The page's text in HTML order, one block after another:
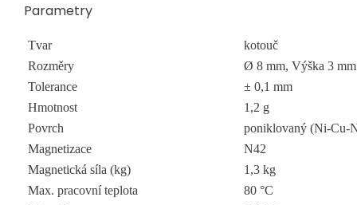
Parametry
Tvar
kotouč
Rozměry
Ø 8 mm, Výška 3 mm
Tolerance
± 0,1 mm
Hmotnost
1,2 g
Povrch
poniklovaný (Ni-Cu-
Magnetizace
N42
Magnetická síla (kg)
1,3 kg
Max. pracovní teplota
80 °C